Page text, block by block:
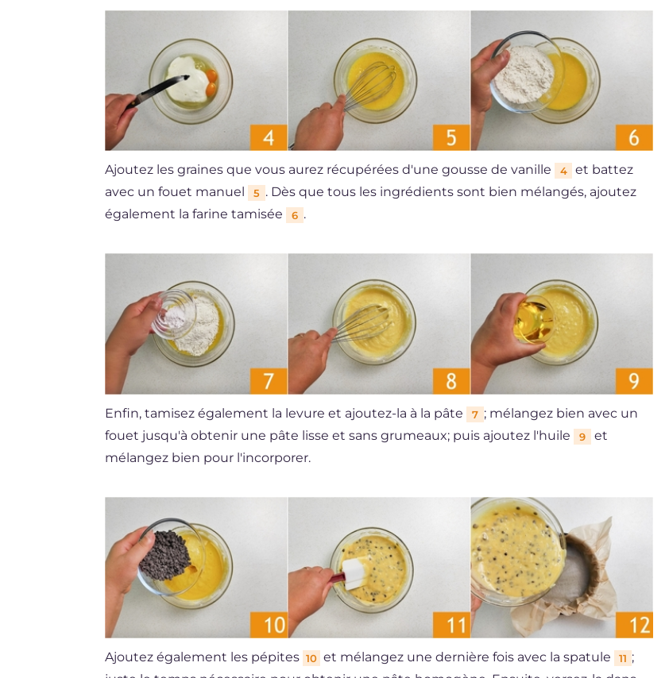
Ajoutez les graines que vous aurez récupérées d'une gousse de vanille 4
et battez
avec un fouet manuel
5 . Dès que tous les ingrédients sont bien mélangés, ajoutez
également la farine tamisée
6 .
Enfin, tamisez également la levure et ajoutez-la à la pâte 7 ; mélangez bien avec un
fouet jusqu'à obtenir une pâte lisse et sans grumeaux; puis ajoutez l'huile
9
et
mélangez bien pour l'incorporer.
Ajoutez également les pépites 10 et mélangez une dernière fois avec la spatule 11 ;